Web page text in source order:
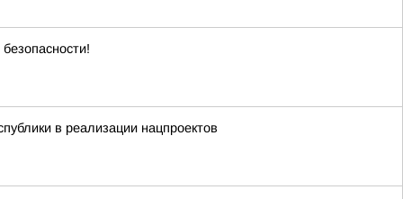
в реализации нацпроектов